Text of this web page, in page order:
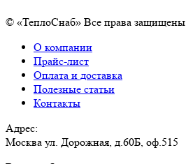
© «ТеплоСнаб» Все права защищены
О компании
Прайс-лист
Оплата и доставка
Полезные статьи
Контакты
Адрес:
Москва ул. Дорожная, д.60Б, оф.515